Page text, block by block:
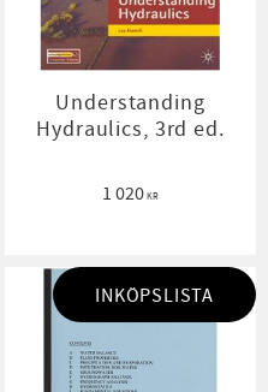
Understanding
Hydraulics, 3rd ed.
1 020KR
INKÖPSLISTA